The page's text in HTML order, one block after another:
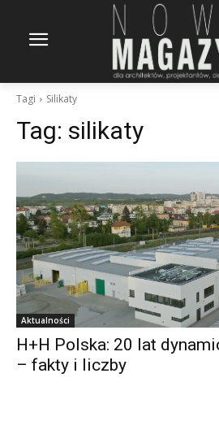
Tagi Silikaty
Tag: silikaty
Aktualności
H+H Polska: 20 lat
– fakty i liczby